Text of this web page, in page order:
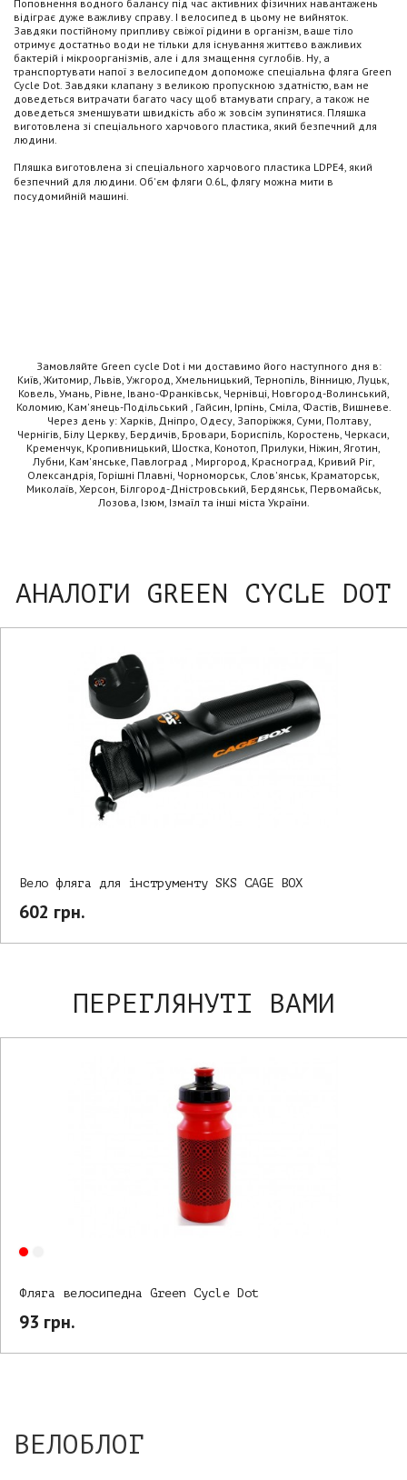
Поповнення водного балансу під час активних фізичних навантажень
відіграє дуже важливу справу. І велосипед в цьому не вийняток.
Завдяки постійному припливу свіжої рідини в організм, ваше тіло
отримує достатньо води не тільки для існування життєво важливих
бактерій і мікроорганізмів, але і для змащення суглобів. Ну, а
транспортувати напої з велосипедом допоможе спеціальна фляга Green
Cycle Dot. Завдяки клапану з великою пропускною здатністю, вам не
доведеться витрачати багато часу щоб втамувати спрагу, а також не
доведеться зменшувати швидкість або ж зовсім зупинятися. Пляшка
виготовлена зі спеціального харчового пластика, який безпечний для
людини.
Пляшка виготовлена зі спеціального харчового пластика LDPE4, який
безпечний для людини. Об'єм фляги 0.6L, флягу можна мити в
посудомийній машині.
Замовляйте Green cycle Dot і ми доставимо його наступного дня в:
Київ, Житомир, Львів, Ужгород, Хмельницький, Тернопіль, Вінницю, Луцьк,
Ковель, Умань, Рівне, Івано-Франківськ, Чернівці, Новгород-Волинський,
Коломию, Кам'янець-Подільський , Гайсин, Ірпінь, Сміла, Фастів, Вишневе.
Через день у: Харків, Дніпро, Одесу, Запоріжжя, Суми, Полтаву,
Чернігів, Білу Церкву, Бердичів, Бровари, Бориспіль, Коростень, Черкаси,
Кременчук, Кропивницький, Шостка, Конотоп, Прилуки, Ніжин, Яготин,
Лубни, Кам'янське, Павлоград , Миргород, Красноград, Кривий Ріг,
Олександрія, Горішні Плавні, Чорноморськ, Слов'янськ, Краматорськ,
Миколаїв, Херсон, Білгород-Дністровський, Бердянськ, Первомайськ,
Лозова, Ізюм, Ізмаїл та інші міста України.
АНАЛОГИ GREEN CYCLE DOT
Вело фляга для інструменту SKS CAGE BOX
602 грн.
ПЕРЕГЛЯНУТІ ВАМИ
Фляга велосипедна Green Cycle Dot
93 грн.
ВЕЛОБЛОГ